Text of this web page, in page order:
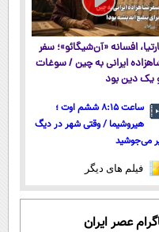
افسانه «آن‌شیگائو»؛ سفر
ایرانی به چین / سوغات
یک دین بود
ساعت ۸:۱۵ ششم اوت ؛
هیروشیما / وقتی شهر در دیگ
می‌جوشید
فیلم های دیگر
عصر ایران